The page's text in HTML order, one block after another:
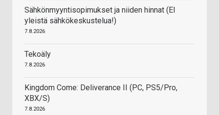
Sähkönmyyntisopimukset ja niiden hinnat (EI
yleistä sähkökeskustelua!)
7.8.2026
Tekoäly
7.8.2026
Kingdom Come: Deliverance II (PC, PS5/Pro,
XBX/S)
7.8.2026